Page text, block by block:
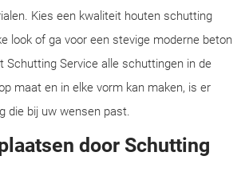
Kies een kwaliteit houten schutting
look of ga voor een stevige moderne beton
Schutting Service alle schuttingen in de
maat en in elke vorm kan maken, is er
die bij uw wensen past.
door Schutting